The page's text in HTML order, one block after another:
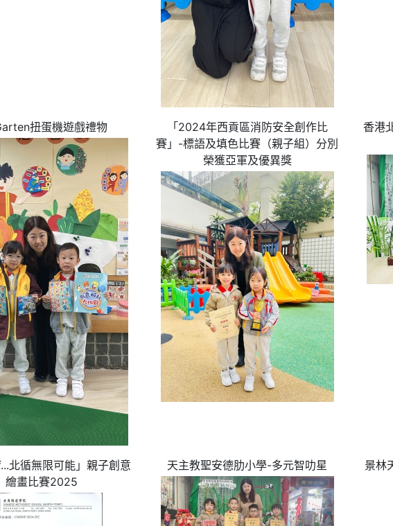
扭蛋機遊戲禮物
「2024年西貢區消防安全創作比
賽」-標語及填色比賽（親子組）分別
榮獲亞軍及優異獎
香港
北循無限可能」親子創意
繪畫比賽2025
天主教聖安德肋小學-多元智叻星
景林